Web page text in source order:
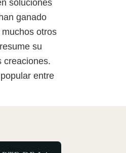
soluciones
ganado
otros
su
creaciones.
entre